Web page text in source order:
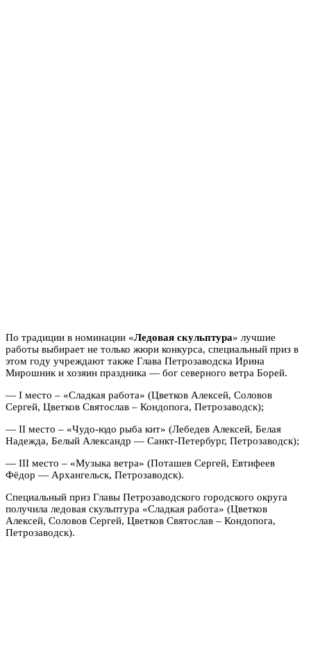
По традиции в номинации «Ледовая скульптура» лучшие
работы выбирает не только жюри конкурса, специальный приз в
этом году учреждают также Глава Петрозаводска Ирина
Мирошник и хозяин праздника — бог северного ветра Борей.
— I место – «Сладкая работа» (Цветков Алексей, Соловов
Сергей, Цветков Святослав – Кондопога, Петрозаводск);
— II место – «Чудо-юдо рыба кит» (Лебедев Алексей, Белая
Надежда, Белый Александр — Санкт-Петербург, Петрозаводск);
— III место – «Музыка ветра» (Поташев Сергей, Евтифеев
Фёдор — Архангельск, Петрозаводск).
Специальный приз Главы Петрозаводского городского округа
получила ледовая скульптура «Сладкая работа» (Цветков
Алексей, Соловов Сергей, Цветков Святослав – Кондопога,
Петрозаводск).